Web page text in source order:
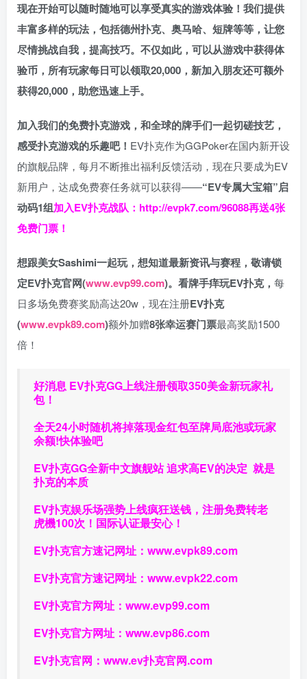
现在开始可以随时随地可以享受真实的游戏体验！我们提供
丰富多样的玩法，包括德州扑克、奥马哈、短牌等等，让您
尽情挑战自我，提高技巧。不仅如此， 可以从游戏中获得体
验币，所有玩家每日可以领取20,000，新加入朋友还可额外
获得20,000，助您迅速上手。
加入我们的免费扑克游戏，和全球的牌手们一起切磋技艺，
感受扑克游戏的乐趣吧！ EV扑克作为GGPoker在国内新开设
的旗舰品牌，每月不断推出福利反馈活动，现在只要成为EV
新用户，达成免费赛任务就可以获得——“EV专属大宝箱”启
动码1组加入EV扑克战队： http://evpk7.com/96088再送4张
免费门票！
想跟美女Sashimi一起玩， 想知道最新资讯与赛程， 敬请锁
定EV扑克官网(www.evp99.com)。 看牌手痒玩EV扑克， 每
日多场免费赛奖励高达20w，现在注册EV扑克
(www.evpk89.com)额外加赠8张幸运赛门票最高奖励1500
倍！
好消息 EV扑克GG上线注册领取350美金新玩家礼
包！
全天24小时随机将掉落现金红包至牌局底池或玩家
余额!快体验吧
EV扑克GG全新中文旗舰站追求高EV的决定 就是
扑克的本质
EV扑克娱乐场强势上线疯狂送钱，注册免费转老
虎機100次！国际认证最安心！
EV扑克官方速记网址： www.evpk89.com
EV扑克官方速记网址： www.evpk22.com
EV扑克官方网址： www.evp99.com
EV扑克官方网址： www.evp86.com
EV扑克官网： www.ev扑克官网.com